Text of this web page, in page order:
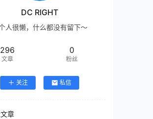
DC RIGHT
人很懒，什么都没有留下～
296
文章
0
粉丝
关注 私信
章